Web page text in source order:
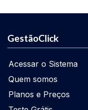
GestãoClick
Acessar o Sistema
Quem somos
Planos e Preços